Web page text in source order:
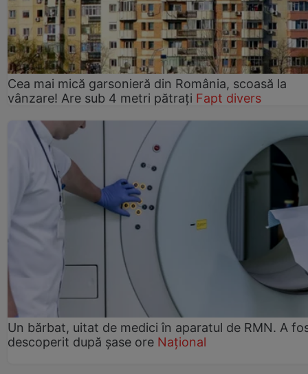
Cea mai mică garsonieră din România, scoasă la
vânzare! Are sub 4 metri pătrați Fapt divers
Un bărbat, uitat de medici în aparatul de RMN. A
descoperit după șase ore Național